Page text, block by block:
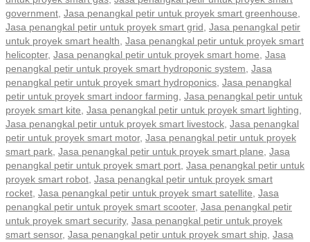
government, Jasa penangkal petir untuk proyek smart greenhouse,
Jasa penangkal petir untuk proyek smart grid, Jasa penangkal petir
untuk proyek smart health, Jasa penangkal petir untuk proyek smart
helicopter, Jasa penangkal petir untuk proyek smart home, Jasa
penangkal petir untuk proyek smart hydroponic system, Jasa
penangkal petir untuk proyek smart hydroponics, Jasa penangkal
petir untuk proyek smart indoor farming, Jasa penangkal petir untuk
proyek smart kite, Jasa penangkal petir untuk proyek smart lighting,
Jasa penangkal petir untuk proyek smart livestock, Jasa penangkal
petir untuk proyek smart motor, Jasa penangkal petir untuk proyek
smart park, Jasa penangkal petir untuk proyek smart plane, Jasa
penangkal petir untuk proyek smart port, Jasa penangkal petir untuk
proyek smart robot, Jasa penangkal petir untuk proyek smart
rocket, Jasa penangkal petir untuk proyek smart satellite, Jasa
penangkal petir untuk proyek smart scooter, Jasa penangkal petir
untuk proyek smart security, Jasa penangkal petir untuk proyek
smart sensor, Jasa penangkal petir untuk proyek smart ship, Jasa